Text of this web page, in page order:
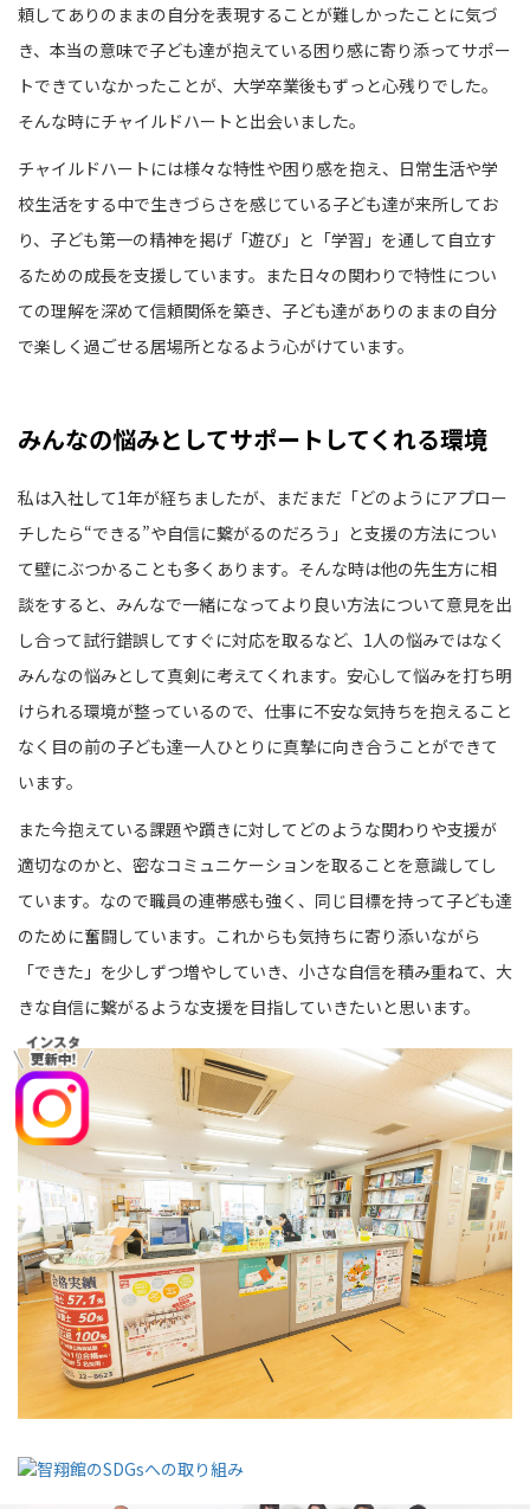
頼してありのままの自分を表現することが難しかったことに気づ
き、本当の意味で子ども達が抱えている困り感に寄り添ってサポー
トできていなかったことが、大学卒業後もずっと心残りでした。
そんな時にチャイルドハートと出会いました。
チャイルドハートには様々な特性や困り感を抱え、日常生活や学
校生活をする中で生きづらさを感じている子ども達が来所してお
り、子ども第一の精神を掲げ「遊び」と「学習」を通して自立す
るための成長を支援しています。また日々の関わりで特性につい
ての理解を深めて信頼関係を築き、子ども達がありのままの自分
で楽しく過ごせる居場所となるよう心がけています。
みんなの悩みとしてサポートしてくれる環境
私は入社して1年が経ちましたが、まだまだ「どのようにアプロー
チしたら“できる”や自信に繋がるのだろう」と支援の方法につい
て壁にぶつかることも多くあります。そんな時は他の先生方に相
談をすると、みんなで一緒になってより良い方法について意見を出
し合って試行錯誤してすぐに対応を取るなど、1人の悩みではなく
みんなの悩みとして真剣に考えてくれます。安心して悩みを打ち明
けられる環境が整っているので、仕事に不安な気持ちを抱えること
なく目の前の子ども達一人ひとりに真摯に向き合うことができて
います。
また今抱えている課題や躓きに対してどのような関わりや支援が
適切なのかと、密なコミュニケーションを取ることを意識してし
ています。なので職員の連帯感も強く、同じ目標を持って子ども達
のために奮闘しています。これからも気持ちに寄り添いながら
「できた」を少しずつ増やしていき、小さな自信を積み重ねて、大
きな自信に繋がるような支援を目指していきたいと思います。